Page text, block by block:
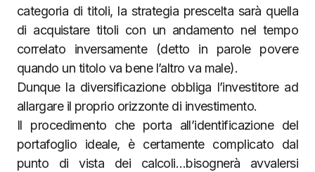
categoria di titoli, la strategia prescelta sarà quella
di acquistare titoli con un andamento nel tempo
correlato inversamente (detto in parole povere
quando un titolo va bene l’altro va male).
Dunque la diversificazione obbliga l’investitore ad
allargare il proprio orizzonte di investimento.
Il procedimento che porta all’identificazione del
portafoglio ideale, è certamente complicato dal
punto di vista dei calcoli…bisognerà avvalersi